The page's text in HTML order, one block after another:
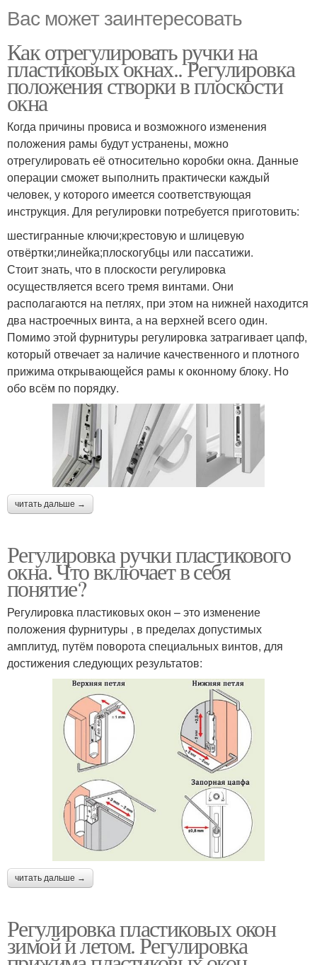
Вас может заинтересовать
Как отрегулировать ручки на
пластиковых окнах.. Регулировка
положения створки в плоскости
окна
Когда причины провиса и возможного изменения
положения рамы будут устранены, можно
отрегулировать её относительно коробки окна. Данные
операции сможет выполнить практически каждый
человек, у которого имеется соответствующая
инструкция. Для регулировки потребуется приготовить:
шестигранные ключи;крестовую и шлицевую
отвёртки;линейка;плоскогубцы или пассатижи.
Стоит знать, что в плоскости регулировка
осуществляется всего тремя винтами. Они
располагаются на петлях, при этом на нижней находится
два настроечных винта, а на верхней всего один.
Помимо этой фурнитуры регулировка затрагивает цапф,
который отвечает за наличие качественного и плотного
прижима открывающейся рамы к оконному блоку. Но
обо всём по порядку.
читать дальше →
Регулировка ручки пластикового
окна. Что включает в себя
понятие?
Регулировка пластиковых окон – это изменение
положения фурнитуры , в пределах допустимых
амплитуд, путём поворота специальных винтов, для
достижения следующих результатов:
читать дальше →
Регулировка пластиковых окон
зимой и летом. Регулировка